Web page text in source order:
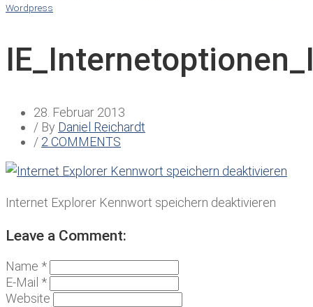
Wordpress
28. Februar 2013
/ By Daniel Reichardt
/ 2 COMMENTS
Internet Explorer Kennwort speichern deaktivieren
Leave a Comment:
Name *
E-Mail *
Website